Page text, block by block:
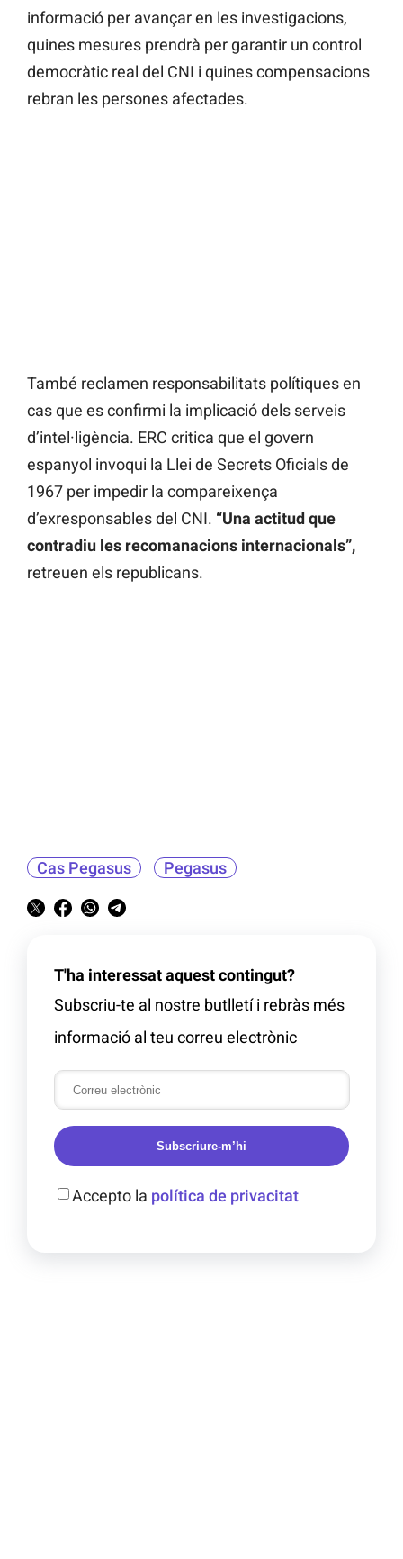
informació per avançar en les investigacions,
quines mesures prendrà per garantir un control
democràtic real del CNI i quines compensacions
rebran les persones afectades.
També reclamen responsabilitats polítiques en
cas que es confirmi la implicació dels serveis
d’intel·ligència. ERC critica que el govern
espanyol invoqui la Llei de Secrets Oficials de
1967 per impedir la compareixença
d’exresponsables del CNI. “Una actitud que
contradiu les recomanacions internacionals”,
retreuen els republicans.
Cas Pegasus Pegasus
T'ha interessat aquest contingut?
Subscriu-te al nostre butlletí i rebràs més
informació al teu correu electrònic
Subscriure-m’hi
Accepto la política de privacitat